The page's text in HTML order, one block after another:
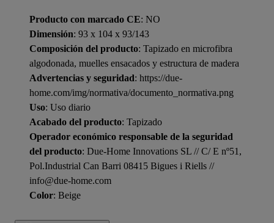
Producto con marcado CE: NO
Dimensión: 93 x 104 x 93/143
Composición del producto: Tapizado en microfibra
algodonada, muelles ensacados y estructura de madera
Advertencias y seguridad: https://due-
home.com/img/normativa/documento_normativa.png
Uso: Uso diario
Acabado del producto: Tapizado
Operador económico responsable de la seguridad
del producto: Due-Home Innovations SL // C/ E nº51,
Pol.Industrial Can Barri 08415 Bigues i Riells //
info@due-home.com
Color: Beige